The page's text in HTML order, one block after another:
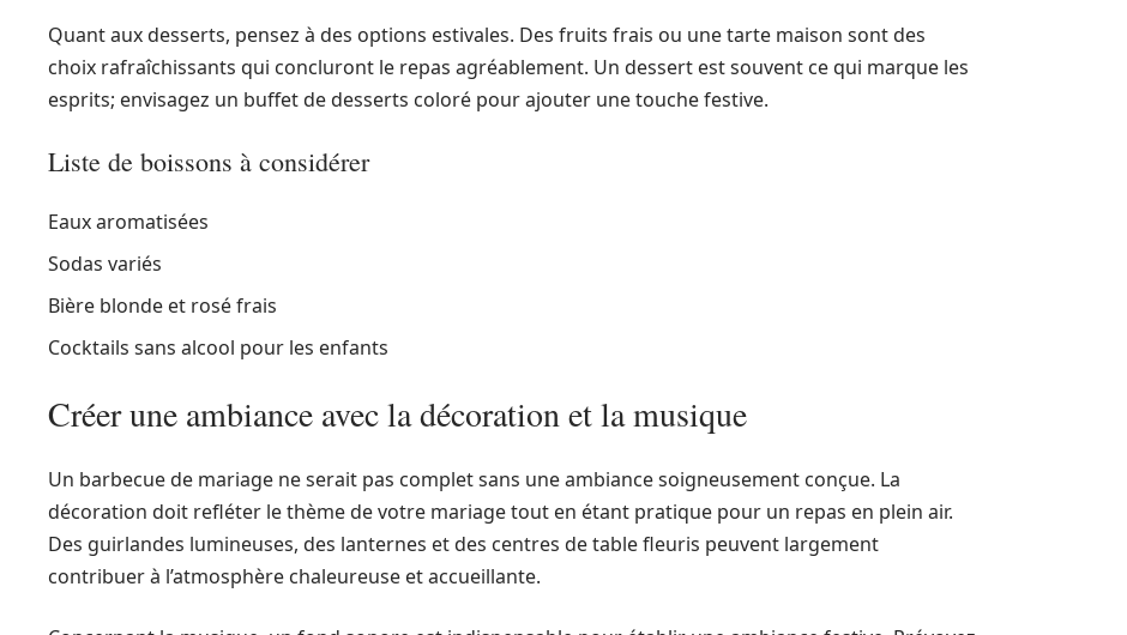
Quant aux desserts, pensez à des options estivales. Des fruits frais ou une tarte maison sont des
choix rafraîchissants qui concluront le repas agréablement. Un dessert est souvent ce qui marque les
esprits; envisagez un buffet de desserts coloré pour ajouter une touche festive.
Liste de boissons à considérer
Eaux aromatisées
Sodas variés
Bière blonde et rosé frais
Cocktails sans alcool pour les enfants
Créer une ambiance avec la décoration et la musique
Un barbecue de mariage ne serait pas complet sans une ambiance soigneusement conçue. La
décoration doit refléter le thème de votre mariage tout en étant pratique pour un repas en plein air.
Des guirlandes lumineuses, des lanternes et des centres de table fleuris peuvent largement
contribuer à l’atmosphère chaleureuse et accueillante.